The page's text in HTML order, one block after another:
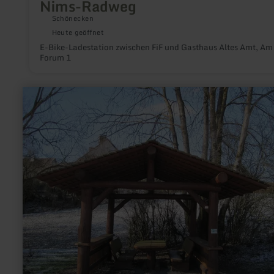
Nims-Radweg
Schönecken
Heute geöffnet
E-Bike-Ladestation zwischen FiF und Gasthaus Altes Amt, Am
Forum 1
mehr
erfahren
zu:
Wanderschutzhütte
Kerschenbach